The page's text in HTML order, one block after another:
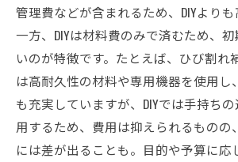
管理費などが含まれるため、DIYよりも
一方、DIYは材料費のみで済むため、
いのが特徴です。たとえば、ひび割れ
は高耐久性の材料や専用機器を使用し
も充実していますが、DIYでは手持ち
用するため、費用は抑えられるものの
には差が出ることも。目的や予算に応